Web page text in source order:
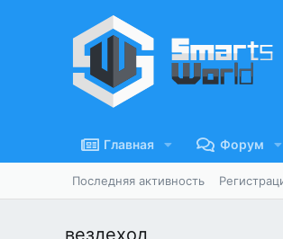
Главная Форум
Последняя активность